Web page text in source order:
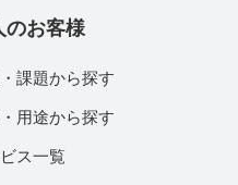
のお客様
課題から探す
用途から探す
ス一覧